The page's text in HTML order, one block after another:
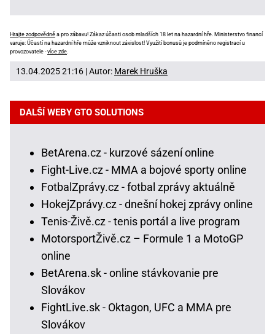
Hrajte zodpovědně a pro zábavu! Zákaz účasti osob mladších 18 let na hazardní hře. Ministerstvo financí
varuje: Účastí na hazardní hře může vzniknout závislost! Využití bonusů je podmíněno registrací u
provozovatele -více zde
13.04.2025 21:16 | Autor: Marek Hruška
DALŠÍ WEBY GTO SOLUTIONS
BetArena.cz - kurzové sázení online
Fight-Live.cz - MMA a bojové sporty online
FotbalZprávy.cz - fotbal zprávy aktuálně
HokejZprávy.cz - dnešní hokej zprávy online
Tenis-Živě.cz - tenis portál a live program
MotorsportŽivě.cz – Formule 1 a MotoGP
online
BetArena.sk - online stávkovanie pre
Slovákov
FightLive.sk - Oktagon, UFC a MMA pre
Slovákov